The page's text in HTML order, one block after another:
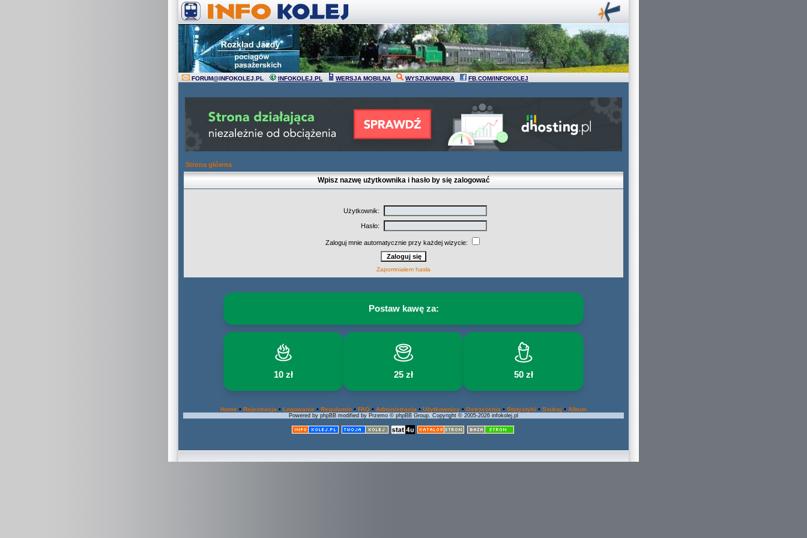
FORUM@INFOKOLEJ.PL INFOKOLEJ.PL WERSJA MOBILNA WYSZUKIWARKA FB.COM/INFOKOLEJ
Strona główna
Wpisz nazwę użytkownika i hasło by się zalogować
Użytkownik:
Hasło:
Zaloguj mnie automatycznie przy każdej wizycie:
Zapomniałem hasła
Postaw kawę za:
10 zł 25 zł 50 zł
Home • Rejestracja • Logowanie • Regulamin • FAQ • Administracja • Użytkownicy • Ostrzeżenia • Statystyki • Szukaj • Album
Powered by phpBB modified by Przemo © phpBB Group. Copyright © 2005-2026 infokolej.pl